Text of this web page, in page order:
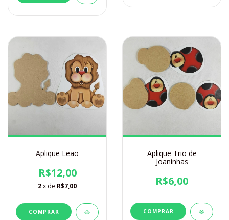
Aplique Leão
R$12,00
2x de R$7,00
Aplique Trio de
Joaninhas
R$6,00